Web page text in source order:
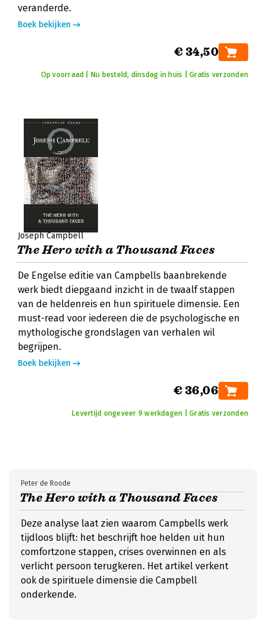
veranderde.
Boek bekijken
€ 34,50
Op voorraad | Nu besteld, dinsdag in huis | Gratis verzonden
Joseph Campbell
The Hero with a Thousand Faces
De Engelse editie van Campbells baanbrekende
werk biedt diepgaand inzicht in de twaalf stappen
van de heldenreis en hun spirituele dimensie. Een
must-read voor iedereen die de psychologische en
mythologische grondslagen van verhalen wil
begrijpen.
Boek bekijken
€ 36,06
Levertijd ongeveer 9 werkdagen | Gratis verzonden
The Hero with a Thousand Faces
Peter de Roode
Deze analyse laat zien waarom Campbells werk
tijdloos blijft: het beschrijft hoe helden uit hun
comfortzone stappen, crises overwinnen en als
verlicht persoon terugkeren. Het artikel verkent
ook de spirituele dimensie die Campbell
onderkende.